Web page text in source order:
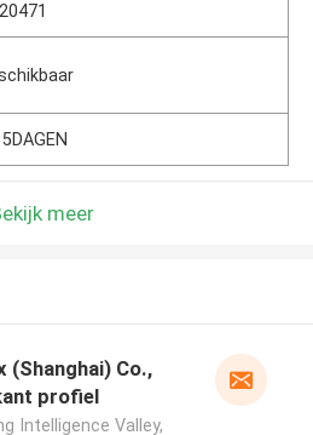
meer
(Shanghai) Co.,
profiel
Intelligence Valley,